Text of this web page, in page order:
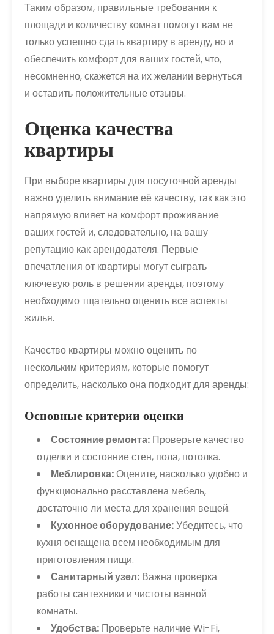
Таким образом, правильные требования к
площади и количеству комнат помогут вам не
только успешно сдать квартиру в аренду, но и
обеспечить комфорт для ваших гостей, что,
несомненно, скажется на их желании вернуться
и оставить положительные отзывы.
Оценка качества
квартиры
При выборе квартиры для посуточной аренды
важно уделить внимание её качеству, так как это
напрямую влияет на комфорт проживание
ваших гостей и, следовательно, на вашу
репутацию как арендодателя. Первые
впечатления от квартиры могут сыграть
ключевую роль в решении аренды, поэтому
необходимо тщательно оценить все аспекты
жилья.
Качество квартиры можно оценить по
нескольким критериям, которые помогут
определить, насколько она подходит для аренды:
Основные критерии оценки
Состояние ремонта: Проверьте качество
отделки и состояние стен, пола, потолка.
Меблировка:Оцените, насколько удобно и
функционально расставлена мебель,
достаточно ли места для хранения вещей.
Кухонное оборудование:Убедитесь, что
кухня оснащена всем необходимым для
приготовления пищи.
Санитарный узел: Важна проверка
работы сантехники и чистоты ванной
комнаты.
Удобства: Проверьте наличие Wi-Fi,